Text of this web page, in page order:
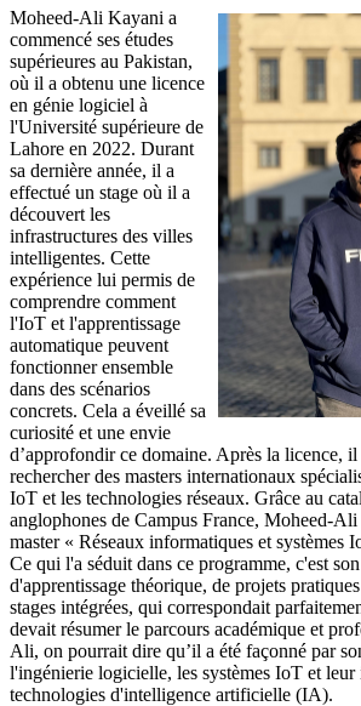
Moheed-Ali Kayani a
commencé ses études
supérieures au Pakistan,
où il a obtenu une licence
en génie logiciel à
l'Université supérieure de
Lahore en 2022. Durant
sa dernière année, il a
effectué un stage où il a
découvert les
infrastructures des villes
intelligentes. Cette
expérience lui permis de
comprendre comment
l'IoT et l'apprentissage
automatique peuvent
fonctionner ensemble
dans des scénarios
concrets. Cela a éveillé sa
curiosité et une envie
d’approfondir ce domaine. Après la licence, il
rechercher des masters internationaux
IoT et les technologies réseaux. Grâce au
anglophones de Campus France, Moheed-
master « Réseaux informatiques et systèmes
Ce qui l'a séduit dans ce programme, c'est
d'apprentissage théorique, de projets
stages intégrées, qui correspondait
devait résumer le parcours académique et
Ali, on pourrait dire qu’il a été façonné par
l'ingénierie logicielle, les systèmes IoT et
technologies d'intelligence artificielle (IA).